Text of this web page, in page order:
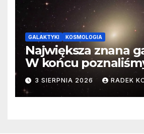
GALAKTYKI KOSMOLOGIA
Największa znana
W końcu
faktyczne wymiary
3 SIERPNIA 2026 RADEK